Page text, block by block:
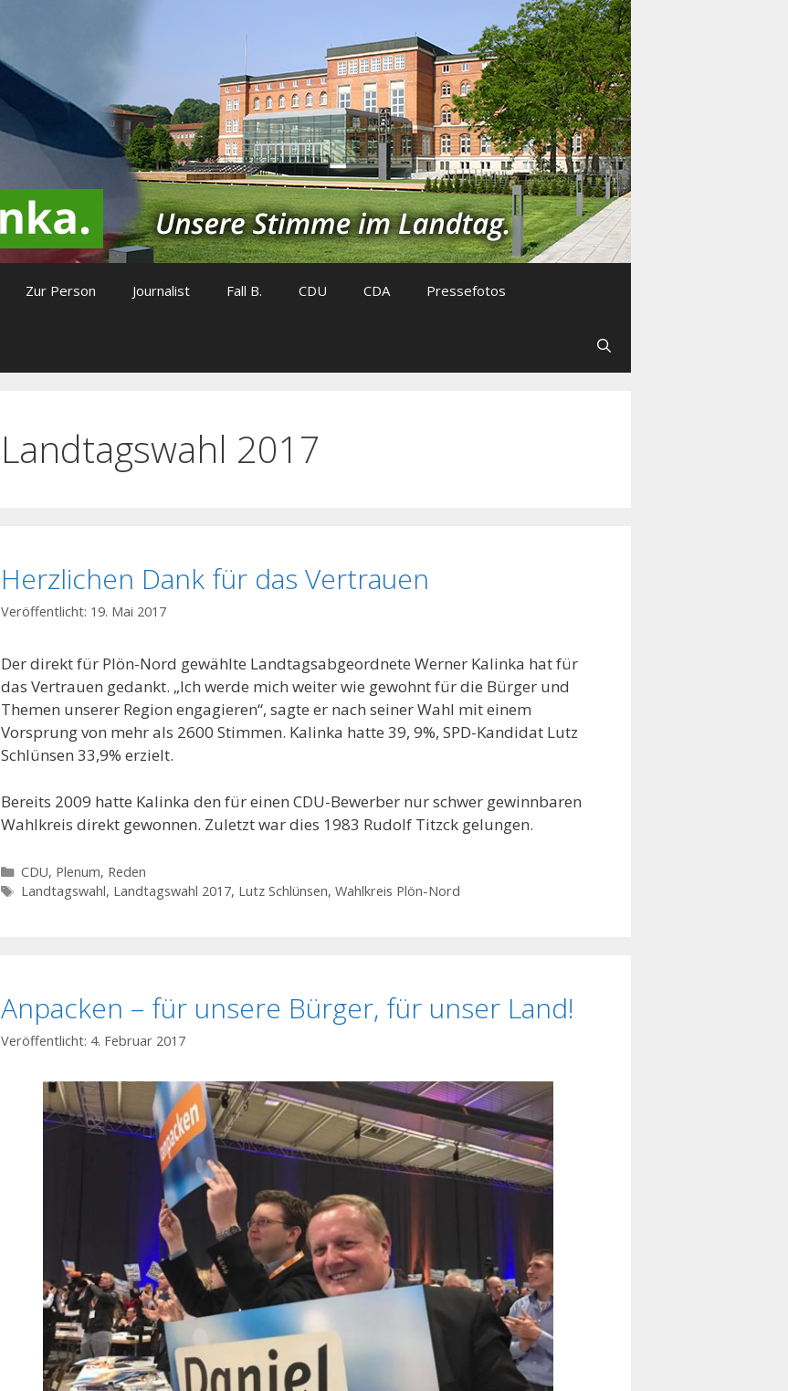
Zur Person Journalist Fall B. CDU CDA Pressefotos
Landtagswahl 2017
Herzlichen Dank für das Vertrauen
19. Mai 2017
Der direkt für Plön-Nord gewählte Landtagsabgeordnete Werner Kalinka hat für
das Vertrauen gedankt. „Ich werde mich weiter wie gewohnt für die Bürger und
Themen unserer Region engagieren“, sagte er nach seiner Wahl mit einem
Vorsprung von mehr als 2600 Stimmen. Kalinka hatte 39, 9%, SPD-Kandidat Lutz
Schlünsen 33,9% erzielt.
Bereits 2009 hatte Kalinka den für einen CDU-Bewerber nur schwer gewinnbaren
Wahlkreis direkt gewonnen. Zuletzt war dies 1983 Rudolf Titzck gelungen.
Kategorien
CDU, Plenum, Reden
Schlagwörter
Landtagswahl, Landtagswahl 2017, Lutz Schlünsen, Wahlkreis Plön-Nord
Anpacken – für unsere Bürger, für unser Land!
4. Februar 2017